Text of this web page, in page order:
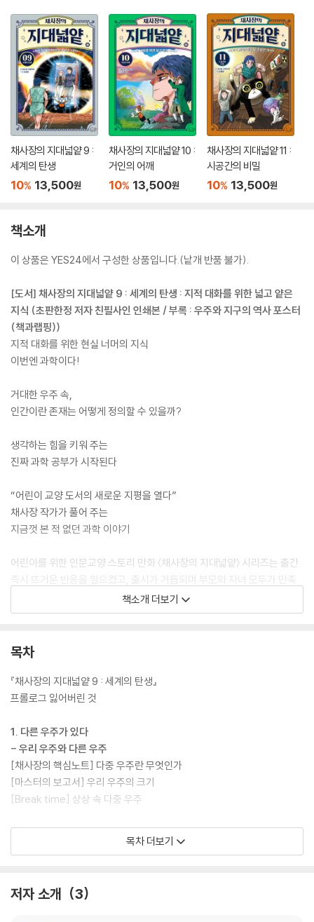
채사장의 지대넓얕 9 :
세계의 탄생
10% 13,500원
채사장의 지대넓얕 10 :
거인의 어깨
10% 13,500원
채사장의 지대넓얕 11 :
시공간의 비밀
10% 13,500원
책소개
이 상품은 YES24에서 구성한 상품입니다.(낱개 반품 불가).
[도서] 채사장의 지대넓얕 9 : 세계의 탄생 : 지적 대화를 위한 넓고 얕은
지식 (초판한정 저자 친필사인 인쇄본 / 부록 : 우주와 지구의 역사 포스터
(책과랩핑))
지적 대화를 위한 현실 너머의 지식
이번엔 과학이다!
거대한 우주 속,
인간이란 존재는 어떻게 정의할 수 있을까?
생각하는 힘을 키워 주는
진짜 과학 공부가 시작된다
“어린이 교양 도서의 새로운 지평을 열다”
채사장 작가가 풀어 주는
지금껏 본 적 없던 과학 이야기
어린이를 위한 인문교양 스토리 만화 〈채사장의 지대넓얕〉 시리즈는 출간
즉시 뜨거운 반응을 일으켰고, 출시가 거듭되며 부모와 자녀 모두가 만족
하는 필독서로 자리매김하였다. 초등, 중등, 성인에 이르기까지 모두에게
유익한 이 책은 입소문을 타고 소중한 사람들에게 자신 있게 권하는 ‘추천
적 유희다. 시험을 위한 공부는 따분하지만 대화를 위한 지식은 유쾌한 체
험이다.
[도서] 채사장의 지대넓얕 10 : 거인의 어깨 : 지적 대화를 위한 넓고 얕은
지식 (초판한정 작가 친필사인 인쇄본, 과학자 퀴즈 딱지(책과랩핑))
채사장과 함께하는 특별한 과학 모험
과학 분야의 지적 대화가 시작된다!
진리를 탐구한 과학자들의 놀라운 이야기가 펼쳐진다
채사장 작가가 풀어 주는 지금껏 본 적 없던 과학 이야기
책소개 더보기
목차
『채사장의 지대넓얕 9 : 세계의 탄생』
프롤로그 잃어버린 것
1. 다른 우주가 있다
- 우리 우주와 다른 우주
[채사장의 핵심노트] 다중 우주란 무엇인가
[마스터의 보고서] 우리 우주의 크기
[Break time] 상상 속 다중 우주
2. 차원을 연구하는 이
[Break time] 빅뱅 연대기
목차 더보기
저자 소개 3